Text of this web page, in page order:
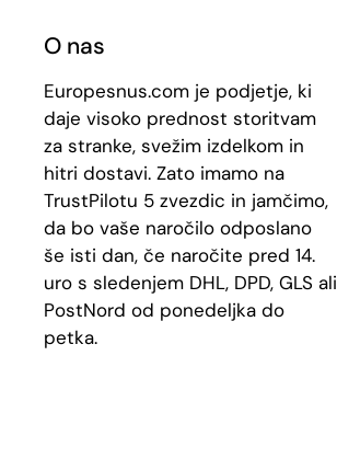
O nas
Europesnus.com je podjetje, ki
daje visoko prednost storitvam
za stranke, svežim izdelkom in
hitri dostavi. Zato imamo na
TrustPilotu 5 zvezdic in jamčimo,
da bo vaše naročilo odposlano
še isti dan, če naročite pred 14.
uro s sledenjem DHL, DPD, GLS ali
PostNord od ponedeljka do
petka.